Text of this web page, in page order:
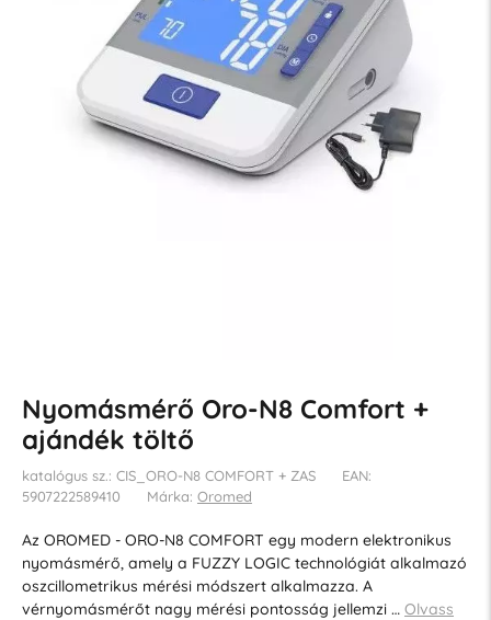
Nyomásmérő Oro-N8 Comfort +
ajándék töltő
katalógus sz.: CIS_ORO-N8 COMFORT + ZAS
EAN:
5907222589410
Márka: Oromed
Az OROMED - ORO-N8 COMFORT egy modern elektronikus
nyomásmérő, amely a FUZZY LOGIC technológiát alkalmazó
oszcillometrikus mérési módszert alkalmazza. A
vérnyomásmérőt nagy mérési pontosság jellemzi … Olvass